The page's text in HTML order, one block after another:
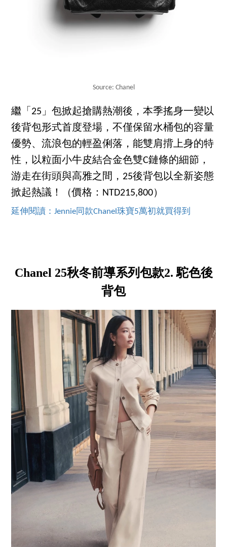
Source: Chanel
繼「25」包掀起搶購熱潮後，本季搖身一變以
後背包形式首度登場，不僅保留水桶包的容量
優勢、流浪包的輕盈俐落，能雙肩揹上身的特
性，以粒面小牛皮結合金色雙C鏈條的細節，
游走在街頭與高雅之間，25後背包以全新姿態
掀起熱議！（價格：NTD215,800）
延伸閱讀：Jennie同款Chanel珠寶5萬初就買得到
Chanel 25秋冬前導系列包款2. 駝色後
背包